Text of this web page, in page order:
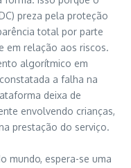
preza pela proteção
total por parte
em relação aos riscos.
algorítmico em
a falha na
deixa de
envolvendo crianças,
prestação do serviço.
mundo, espera-se uma